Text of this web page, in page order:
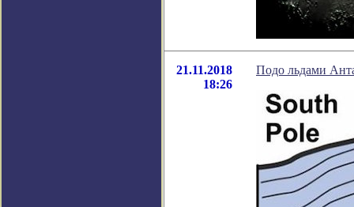
21.11.2018
18:26
Подо льдами